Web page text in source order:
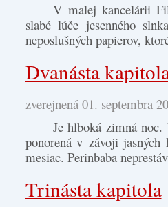
V malej kancelárii
slabé lúče jesenného
neposlušných papierov,
Dvanásta
zverejnená 01. septembra
Je hlboká zimná
ponorená v závoji
mesiac. Perinbaba
Trinásta kapitola